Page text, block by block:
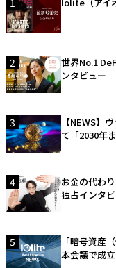
2
世界No.1
ンタビュー
3
【NEWS】
て「2030年
4
お金の代わ
独占インタ
5
「暗号資産
本会議で成